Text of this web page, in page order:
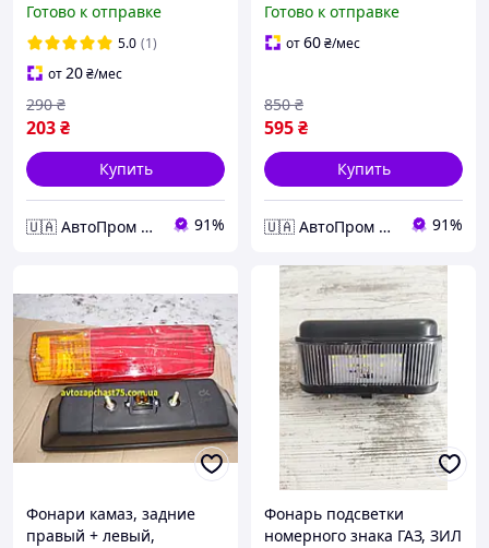
UA58
Готово к отправке
5.0 (1)
от20₴/мес
203₴
290 ₴
Купить
🇺🇦 АвтоПром 🇺🇦 91%
Готово к отправке
от60₴/мес
595₴
850 ₴
Купить
🇺🇦 АвтоПром 🇺🇦 91%
Фонари камаз, задние
правый + левый,
Фонарь подсветки
номерного знака ГАЗ, ЗИЛ